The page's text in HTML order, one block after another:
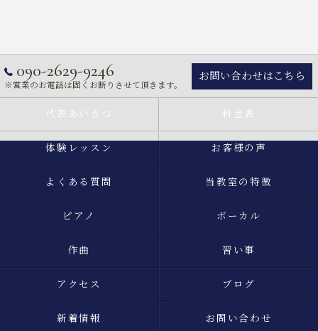
090-2629-9246
※営業のお電話は固くお断りさせて頂きます。
お問い合わせはこちら
代表あいさつ 料金表
体験レッスン お客様の声
よくある質問 当教室の特徴
ピアノ ボーカル
作曲 習い事
アクセス ブログ
新着情報 お問い合わせ